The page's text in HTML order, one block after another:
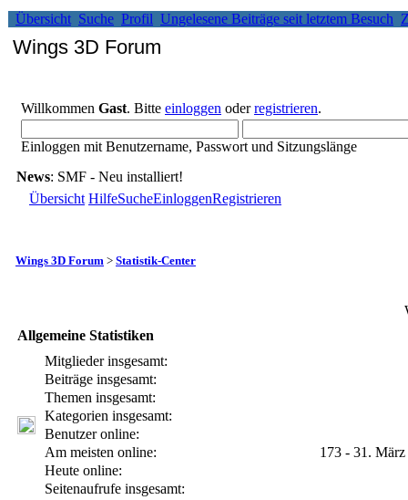
Übersicht Suche Profil Ungelesene Beiträge seit letztem Besuch
Wings 3D Forum
Willkommen Gast. Bitte einloggen oderregistrieren.
Einloggen mit Benutzername, Passwort und Sitzungslänge
News: SMF - Neu installiert!
Übersicht HilfeSucheEinloggenRegistrieren
Wings 3D Forum > Statistik-Center
Allgemeine Statistiken
Mitglieder insgesamt:
Beiträge insgesamt:
Themen insgesamt:
Kategorien insgesamt:
Benutzer online:
Am meisten online:
173 - 31.
Heute online:
Seitenaufrufe insgesamt: